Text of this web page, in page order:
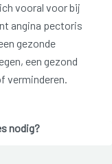
vooral voor bij
angina pectoris
gezonde
een gezond
verminderen.
nodig?